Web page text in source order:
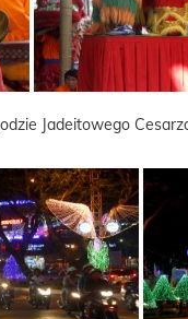
Jadeitowego